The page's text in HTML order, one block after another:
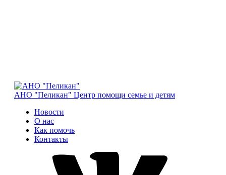
АНО "Пеликан" Центр помощи семье и детям
Новости
О нас
Как помочь
Контакты